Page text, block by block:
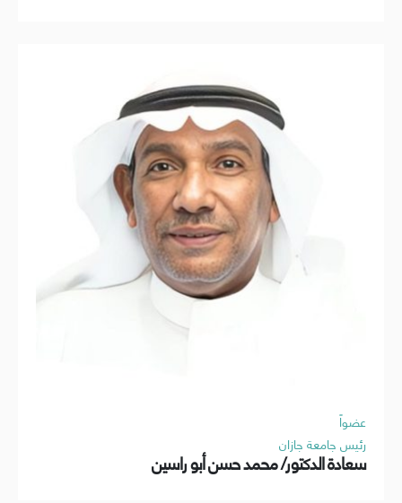
عضواً
رئيس جامعة جازان
سعادة الدكتور/ محمد حسن أبو راسين